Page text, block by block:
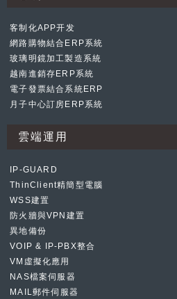
客制化APP开发
網路購物結合ERP系統
玻璃明鏡加工製造系統
越南進銷存ERP系統
電子發票結合系統ERP
月子中心訂房ERP系統
雲端運用
IP-GUARD
ThinClient精簡型電腦
WSS建置
防火牆與VPN建置
異地備份
VOIP & IP-PBX整合
VM虛擬化應用
NAS檔案伺服器
MAIL郵件伺服器